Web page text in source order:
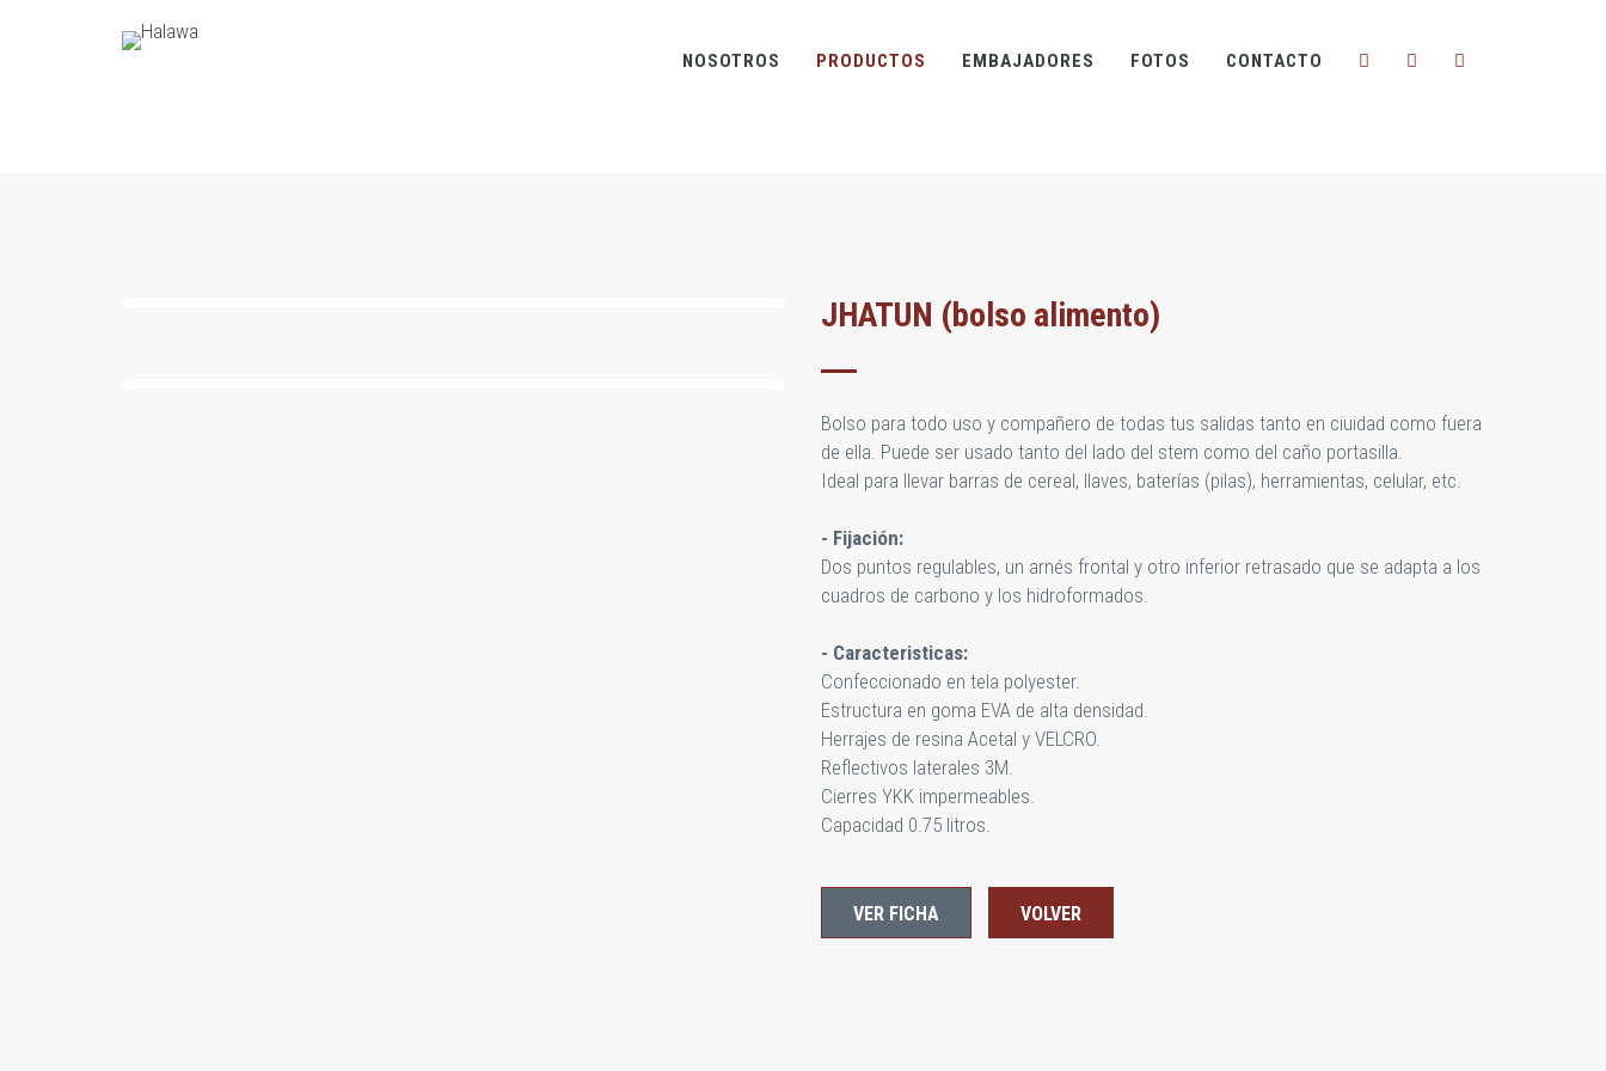
NOSOTROS PRODUCTOS EMBAJADORES FOTOS CONTACTO
JHATUN (bolso alimento)
Bolso para todo uso y compañero de todas tus salidas tanto en ciuidad como fuera
de ella. Puede ser usado tanto del lado del stem como del caño portasilla.
Ideal para llevar barras de cereal, llaves, baterías (pilas), herramientas, celular, etc.
- Fijación:
Dos puntos regulables, un arnés frontal y otro inferior retrasado que se adapta a los
cuadros de carbono y los hidroformados.
- Caracteristicas:
Confeccionado en tela polyester.
Estructura en goma EVA de alta densidad.
Herrajes de resina Acetal y VELCRO.
Reflectivos laterales 3M.
Cierres YKK impermeables.
Capacidad 0.75 litros.
VER FICHA VOLVER